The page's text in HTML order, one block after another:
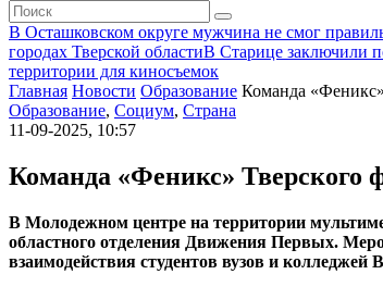
В Осташковском округе мужчина не смог
городах Тверской областиВ Старице заключили
территории для киносъемок
Главная Новости Образование Команда
Образование, Социум, Страна
11-09-2025, 10:57
Команда «Феникс» Тверского
В Молодежном центре на территории
областного отделения Движения Первых.
взаимодействия студентов вузов и колледжей